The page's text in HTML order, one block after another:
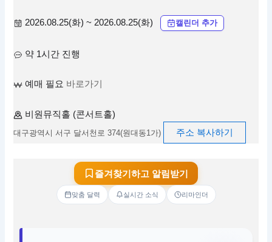
2026.08.25(화) ~ 2026.08.25(화) 캘린더 추가
약 1시간 진행
예매 필요 바로가기
비원뮤직홀 (콘서트홀)
대구광역시 서구 달서천로 374(원대동1가) 주소 복사하기
즐겨찾기하고 알림받기
맞춤 달력 실시간 소식 리마인더